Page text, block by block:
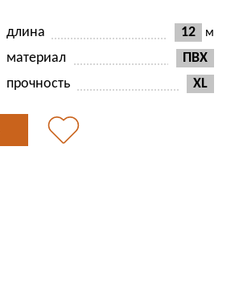
длина 12 м
материал
ПВХ
прочность XL